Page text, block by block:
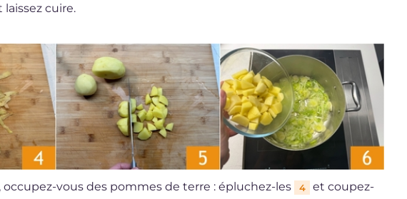
cuire.
vous des pommes de terre : épluchez-les 4
et coupez-